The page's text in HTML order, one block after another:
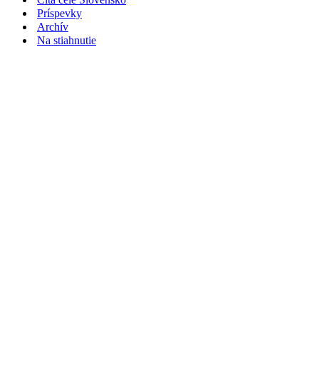
Príspevky
Archív
Na stiahnutie